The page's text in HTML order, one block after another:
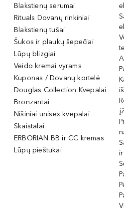
Blakstienų serumai
Rituals Dovanų rinkiniai
Blakstienų tušai
Šukos ir plaukų šepečiai
Lūpų blizgiai
Veido kremai vyrams
Kuponas / Dovanų kortelė
Douglas Collection Kvepalai
Bronzantai
Nišiniai unisex kvepalai
Skaistalai
ERBORIAN BB ir CC kremas
Lūpų pieštukai